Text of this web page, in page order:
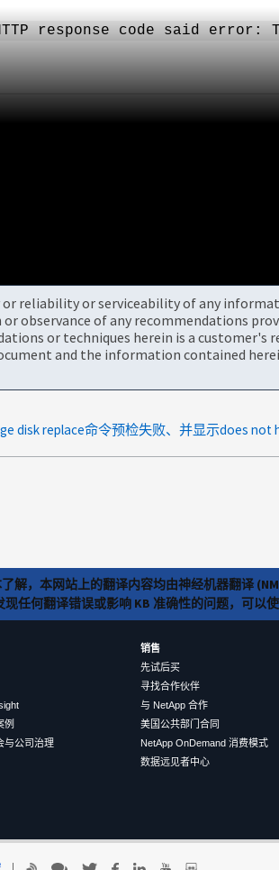
response code said error:
reliability or serviceability of any
observance of any recommendations
or techniques herein is a customer's
and the information contained
解，本网站上的翻译内容均由神经机器翻译
任何翻译错误或影响 KB 准确性的问题，可以
例
与公司治理
销售
先试后买
寻找合作伙伴
与 NetApp 合作
美国公共部门合同
NetApp OnDemand 消费模式
数据远见者中心